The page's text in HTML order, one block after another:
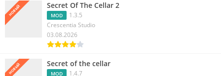
НОВЫЙ Secret Of The Cellar 2
MOD
1.3.5
Crescentia Studio
03.08.2026
НОВЫЙ Secret of the cellar
MOD 1.4.7